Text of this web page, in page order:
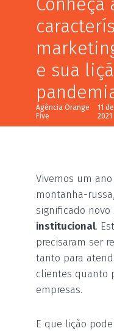
e sua
Agência Orange
Five
11
2021
Vivemos um
montanha-
significado novo
institucional.
precisaram ser
tanto para
clientes quanto
empresas.
E que lição